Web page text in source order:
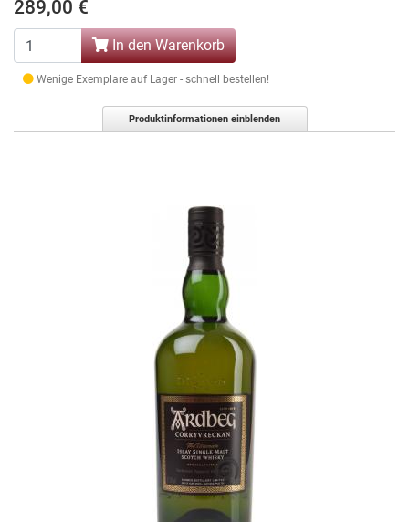
289,00 €
In den Warenkorb
Wenige Exemplare auf Lager - schnell bestellen!
Produktinformationen einblenden